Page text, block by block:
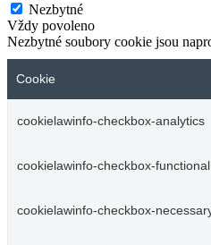
Nezbytné
Vždy povoleno
Nezbytné soubory cookie jsou
Cookie
cookielawinfo-checkbox-analytics
cookielawinfo-checkbox-functional
cookielawinfo-checkbox-